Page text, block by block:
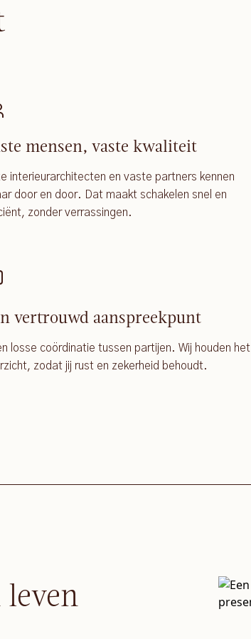
mensen, vaste kwaliteit
interieurarchitecten en vaste partners kennen
door en door. Dat maakt schakelen snel en
zonder verrassingen.
vertrouwd aanspreekpunt
losse coördinatie tussen partijen. Wij houden het
zodat jij rust en zekerheid behoudt.